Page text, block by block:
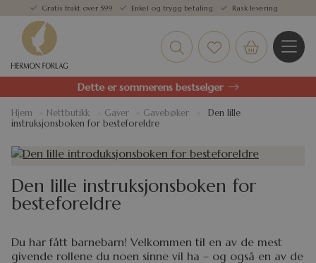
Gratis frakt over 599 Enkel og trygg betaling Rask levering
Dette er sommerens bestselger
Hjem Nettbutikk Gaver Gavebøker
Den lille
instruksjonsboken for besteforeldre
Den lille instruksjonsboken for
besteforeldre
Du har fått barnebarn! Velkommen til en av de mest
givende rollene du noen sinne vil ha – og også en av de